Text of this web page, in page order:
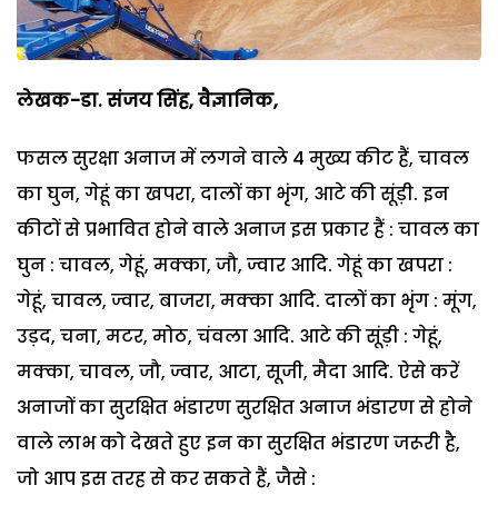
लेखक-डा. संजय सिंह, वैज्ञानिक,
फसल सुरक्षा अनाज में लगने वाले 4 मुख्य कीट हैं, चावल
का घुन, गेहूं का खपरा, दालों का भृंग, आटे की सूंड़ी. इन
कीटों से प्रभावित होने वाले अनाज इस प्रकार हैं : चावल का
घुन : चावल, गेहूं, मक्का, जौ, ज्वार आदि. गेहूं का खपरा :
गेहूं, चावल, ज्वार, बाजरा, मक्का आदि. दालों का भृंग : मूंग,
उड़द, चना, मटर, मोठ, चंवला आदि. आटे की सूंड़ी : गेहूं,
मक्का, चावल, जौ, ज्वार, आटा, सूजी, मैदा आदि. ऐसे करें
अनाजों का सुरक्षित भंडारण सुरक्षित अनाज भंडारण से होने
वाले लाभ को देखते हुए इन का सुरक्षित भंडारण जरूरी है,
जो आप इस तरह से कर सकते हैं, जैसे :